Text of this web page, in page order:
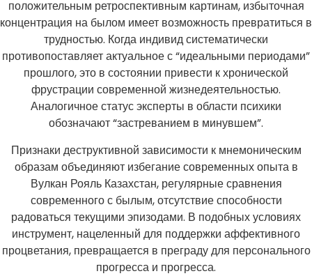
положительным ретроспективным картинам, избыточная
концентрация на былом имеет возможность превратиться в
трудностью. Когда индивид систематически
противопоставляет актуальное с “идеальными периодами”
прошлого, это в состоянии привести к хронической
фрустрации современной жизнедеятельностью.
Аналогичное статус эксперты в области психики
обозначают “застреванием в минувшем”.
Признаки деструктивной зависимости к мнемоническим
образам объединяют избегание современных опыта в
Вулкан Рояль Казахстан, регулярные сравнения
современного с былым, отсутствие способности
радоваться текущими эпизодами. В подобных условиях
инструмент, нацеленный для поддержки аффективного
процветания, превращается в преграду для персонального
прогресса и прогресса.